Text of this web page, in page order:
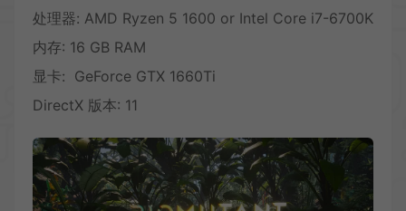
处理器: AMD Ryzen 5 1600 or Intel Core i7-6700K
内存: 16 GB RAM
显卡: GeForce GTX 1660Ti
DirectX 版本: 11